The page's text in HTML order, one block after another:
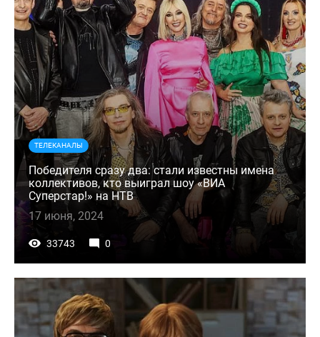
ТЕЛЕКАНАЛЫ
Победителя сразу два: стали известны имена
коллективов, кто выиграл шоу «ВИА
Суперстар!» на НТВ
17 июня, 2024
33743 0